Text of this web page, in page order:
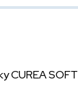
CUREA SOFT